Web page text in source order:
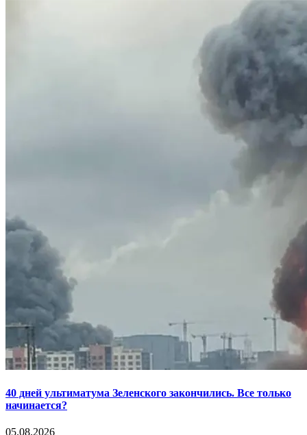
40 дней ультиматума Зеленского закончились. Все только
начинается?
05.08.2026